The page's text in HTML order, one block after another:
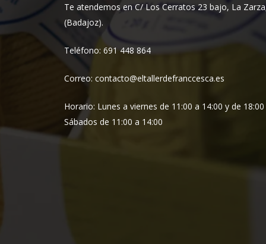
Te atendemos en C/ Los Cerratos 23 bajo, La
(Badajoz).
Teléfono: 691 448 864
Correo: contacto@eltallerdefranccesca.es
Horario: Lunes a viernes de 11:00 a 14:00 y de 18:00
Sábados de 11:00 a 14:00